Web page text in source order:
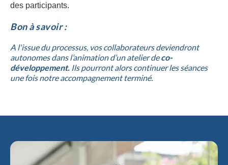
des participants.
Bon à savoir:
A l'issue du processus, vos collaborateurs deviendront
autonomes dans l’animation d’un atelier deco-
développement. Ils pourront alors continuer les séances
une fois notre accompagnement terminé.